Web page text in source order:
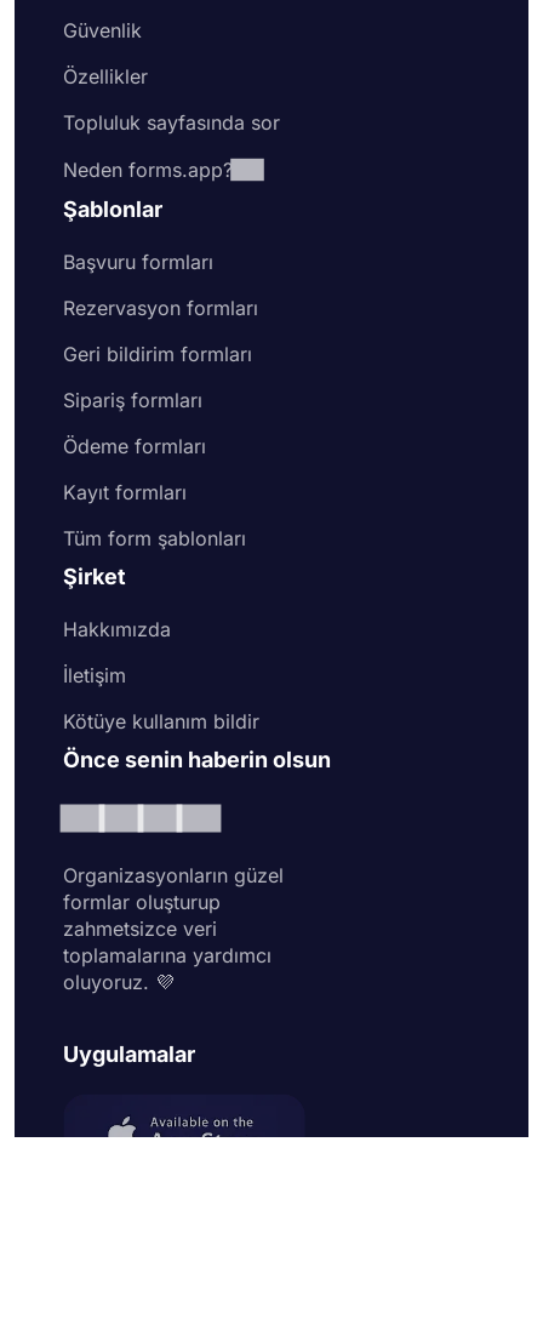
Güvenlik
Özellikler
Topluluk sayfasında sor
Neden forms.app?
Şablonlar
Başvuru formları
Rezervasyon formları
Geri bildirim formları
Sipariş formları
Ödeme formları
Kayıt formları
Tüm form şablonları
Şirket
Hakkımızda
İletişim
Kötüye kullanım bildir
Önce senin haberin olsun
Organizasyonların güzel
formlar oluşturup
zahmetsizce veri
toplamalarına yardımcı
oluyoruz. 💜
Uygulamalar